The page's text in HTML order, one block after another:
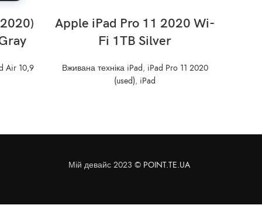
Air 10,9
Apple iPad Pro 11 2020 Wi-
Fi 1TB Silver
Вживана техніка iPad, iPad Pro 11 2020
(used), iPad
Мій девайс 2023 © POINT.TE.UA